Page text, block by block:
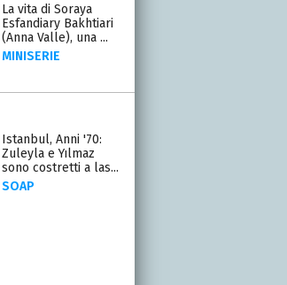
La vita di Soraya
Esfandiary Bakhtiari
(Anna Valle), una ...
MINISERIE
Istanbul, Anni '70:
Zuleyla e Yılmaz
sono costretti a las...
SOAP